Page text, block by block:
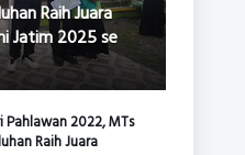
Raih Juara
Jatim 2025 se
Pahlawan 2022, MTs
Raih Juara